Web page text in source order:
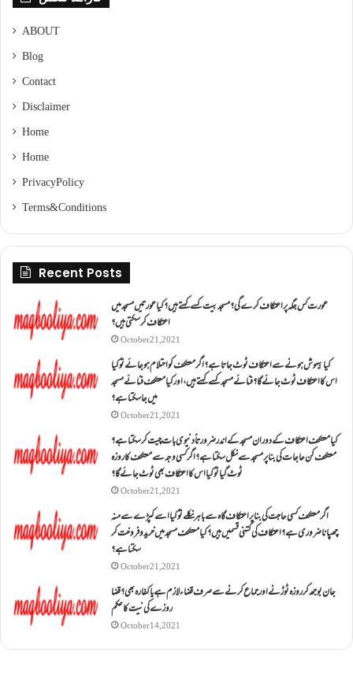
ABOUT
Blog
Contact
Disclaimer
Home
Home
Privacy Policy
Terms & Conditions
Recent Posts
عورت کس جگہ پر اعتکاف کرے گی؟مسجد بیت کسے کہتے ہیں؟کیا عورتیں مسجد میں
اعتکاف کر سکتی ہیں؟
October 21, 2021
کیا بیہوش ہونے سے اعتکاف ٹوٹ جاتا ہے؟ اگر معتکف کو احتلام ہو جائے تو کیا
اس کا اعتکاف ٹوٹ جائے گا؟فنائے مسجد کسے کہتے ہیں ، اور کیا معتکف فنائے مسجد
میں جا سکتا ہے؟
October 21, 2021
کیا معتکف اعتکاف کے دوران مسجد کے اندر ضرورتاً دنیوی بات چیت کر سکتا ہے؟
معتکف کن حاجات کی بنا پر مسجد سے نکل سکتا ہے؟ اگر کسی وجہ سے معتکف کا روزہ
ٹوٹ گیا تو کیا اس کا اعتکاف بھی ٹوٹ جائے گا؟
October 21, 2021
اگر معتکف کسی حاجت کی بنا پر اعتکاف گاہ سے باہر نکلے تو کیا اسے کپڑے سے منہ
چھپانا ضروری ہے؟اعتکاف کی کتنی قسمیں ہیں؟کیا معتکف مسجد میں خرید و فروخت کر
سکتا ہے؟
October 21, 2021
جان بوجھ کر روزہ ٹوڑنے اور جماع کرنے سے صرف قضاء لازم ہے یا کفارہ بھی؟ قضا
روزے کی نیت کا حکم
October 14, 2021